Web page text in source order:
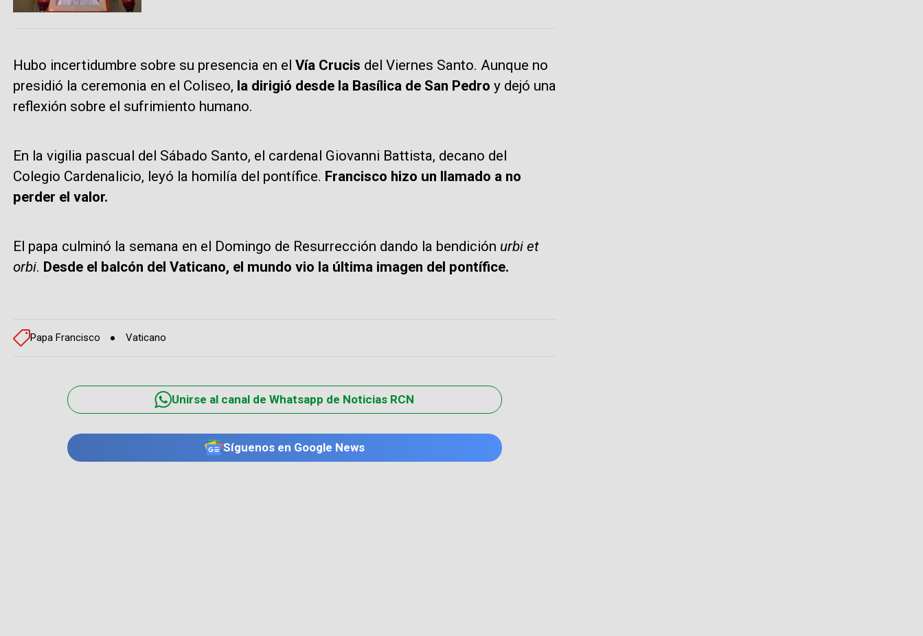
Hubo incertidumbre sobre su presencia en el Vía Crucis del Viernes Santo. Aunque no
presidió la ceremonia en el Coliseo, la dirigió desde la Basílica de San Pedro y dejó una
reflexión sobre el sufrimiento humano.
En la vigilia pascual del Sábado Santo, el cardenal Giovanni Battista, decano del
Colegio Cardenalicio, leyó la homilía del pontífice. Francisco hizo un llamado a no
perder el valor.
El papa culminó la semana en el Domingo de Resurrección dando la bendición urbi et
orbi. Desde el balcón del Vaticano, el mundo vio la última imagen del pontífice.
Papa Francisco Vaticano
Unirse al canal de Whatsapp de Noticias RCN
Síguenos en Google News